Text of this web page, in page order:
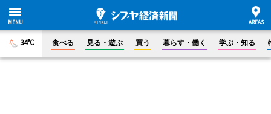
34°C 食べる 見る・遊ぶ 買う 暮らす・働く 学ぶ・知る